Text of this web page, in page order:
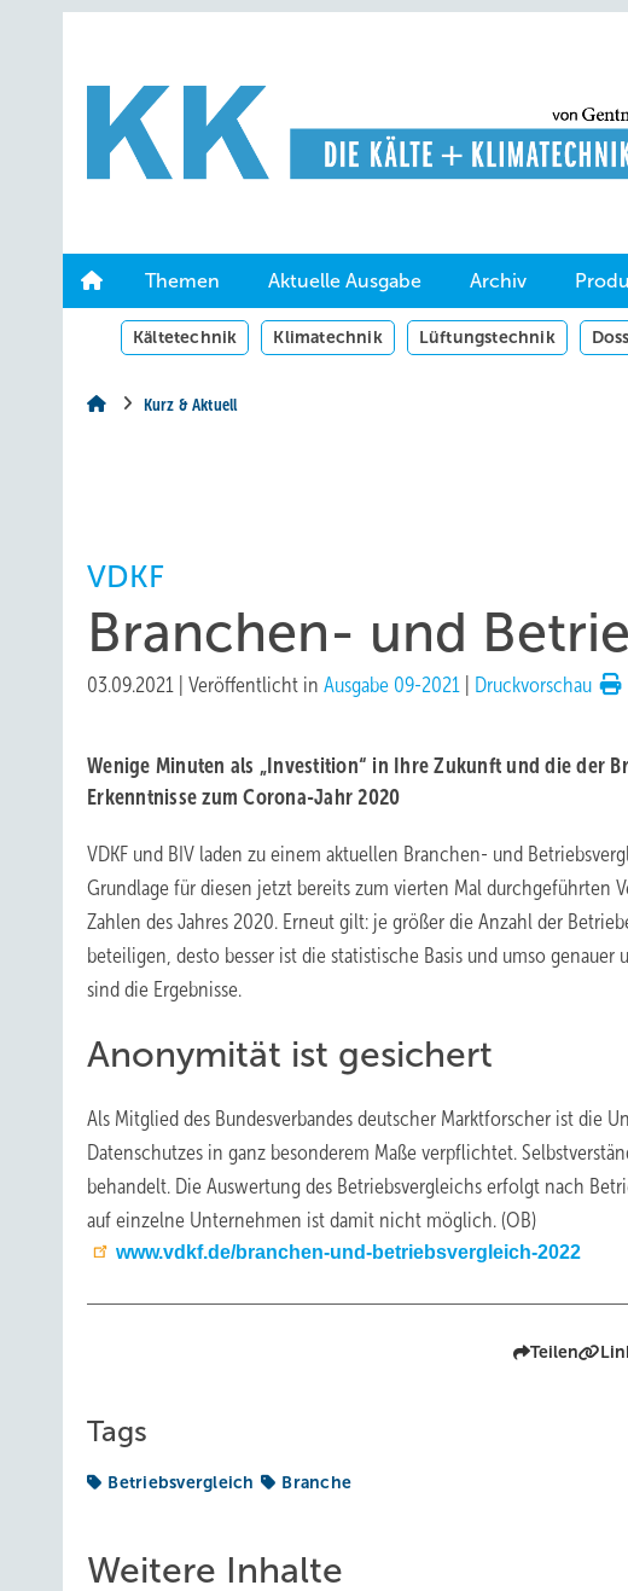
Hauptinhalt
Hauptmenü
Themen Aktuelle Ausgabe Archiv
Kältetechnik Klimatechnik Lüftungstechnik
Kurz & Aktuell
VDKF
Branchen- und
03.09.2021 Veröffentlicht in Ausgabe 09-2021 Druckvorschau
Wenige Minuten als „Investition“ in Ihre Zukunft und die der
Erkenntnisse zum Corona-Jahr 2020
VDKF und BIV laden zu einem aktuellen Branchen- und
Grundlage für diesen jetzt bereits zum vierten Mal durchgeführten
Zahlen des Jahres 2020. Erneut gilt: je größer die Anzahl der
beteiligen, desto besser ist die statistische Basis und umso genauer
sind die Ergebnisse.
Anonymität ist gesichert
Als Mitglied des Bundesverbandes deutscher Marktforscher ist die
Datenschutzes in ganz besonderem Maße verpflichtet.
behandelt. Die Auswertung des Betriebsvergleichs erfolgt nach
auf einzelne Unternehmen ist damit nicht möglich. (OB)
www.vdkf.de/branchen-und-betriebsvergleich-2022
Teilen
Tags
Betriebsvergleich Branche
Weitere Inhalte